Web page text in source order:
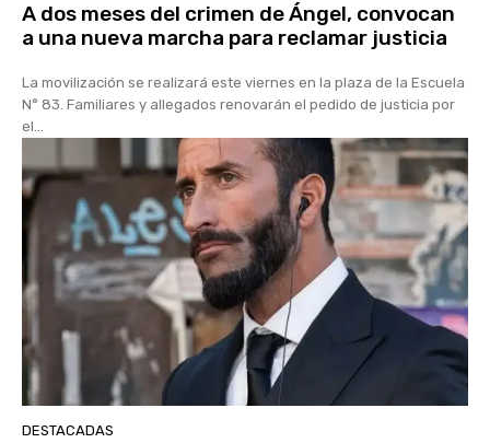
A dos meses del crimen de Ángel, convocan
a una nueva marcha para reclamar justicia
La movilización se realizará este viernes en la plaza de la Escuela
N° 83. Familiares y allegados renovarán el pedido de justicia por
el...
DESTACADAS